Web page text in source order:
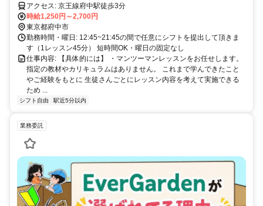
アクセス: 京王線府中駅徒歩3分
時給1,250円～2,700円
東京都府中市
勤務時間・曜日: 12:45~21:45の間で任意にシフトを提出して頂きま
す（1レッスン45分） 短時間OK・曜日の固定なし
仕事内容: 【具体的には】 ・マンツーマンレッスンをお任せします。
指定の教材やカリキュラムはありません。 これまで学んできたこと
やご経験をもとに 生徒さんごとにレッスン内容を考えて実施できる
ため ...
シフト自由 駅近5分以内
業務委託